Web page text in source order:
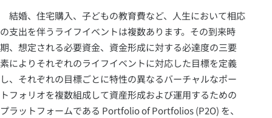
プ
結婚、住宅購入、子どもの教育費など、人生において相応
の支出を伴うライフイベントは複数あります。その到来時
期、想定される必要資金、資金形成に対する必達度の三要
素によりそれぞれのライフイベントに対応した目標を定義
し、それぞれの目標ごとに特性の異なるバーチャルなポー
トフォリオを複数組成して資産形成および運用するための
プラットフォームである Portfolio of Portfolios (P2O) を、